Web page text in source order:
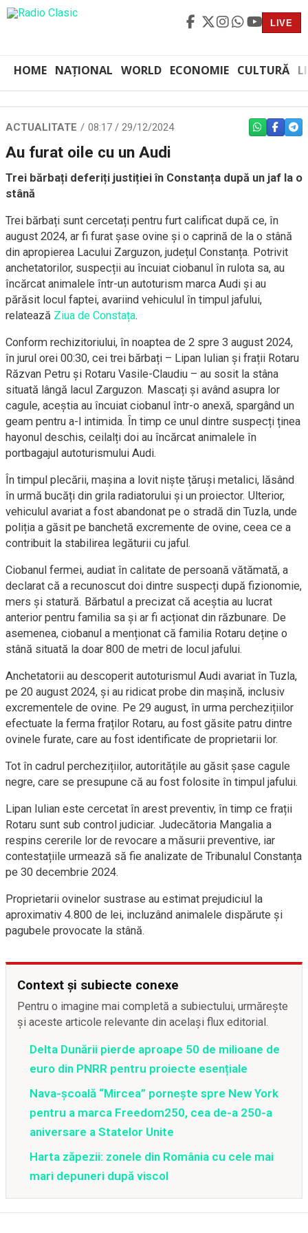
LIVE
HOME NAȚIONAL WORLD ECONOMIE CULTURĂ
ACTUALITATE 08:17 / 29/12/2024 WHATSAPP
Au furat oile cu un Audi
Trei bărbați deferiți justiției în Constanța după un jaf la o
stână
Trei bărbați sunt cercetați pentru furt calificat după ce, în
august 2024, ar fi furat șase ovine și o caprină de la o stână
din apropierea Lacului Zarguzon, județul Constanța. Potrivit
anchetatorilor, suspecții au încuiat ciobanul în rulota sa, au
încărcat animalele într-un autoturism marca Audi și au
părăsit locul faptei, avariind vehiculul în timpul jafului,
relatează Ziua de Constața.
Conform rechizitoriului, în noaptea de 2 spre 3 august 2024,
în jurul orei 00:30, cei trei bărbați – Lipan Iulian și frații Rotaru
Răzvan Petru și Rotaru Vasile-Claudiu – au sosit la stâna
situată lângă lacul Zarguzon. Mascați și având asupra lor
cagule, aceștia au încuiat ciobanul într-o anexă, spargând un
geam pentru a-l intimida. În timp ce unul dintre suspecți ținea
hayonul deschis, ceilalți doi au încărcat animalele în
portbagajul autoturismului Audi.
În timpul plecării, mașina a lovit niște țăruși metalici, lăsând
în urmă bucăți din grila radiatorului și un proiector. Ulterior,
vehiculul avariat a fost abandonat pe o stradă din Tuzla, unde
poliția a găsit pe banchetă excremente de ovine, ceea ce a
contribuit la stabilirea legăturii cu jaful.
Ciobanul fermei, audiat în calitate de persoană vătămată, a
declarat că a recunoscut doi dintre suspecți după fizionomie,
mers și statură. Bărbatul a precizat că aceștia au lucrat
anterior pentru familia sa și ar fi acționat din răzbunare. De
asemenea, ciobanul a menționat că familia Rotaru deține o
stână situată la doar 800 de metri de locul jafului.
Anchetatorii au descoperit autoturismul Audi avariat în Tuzla,
pe 20 august 2024, și au ridicat probe din mașină, inclusiv
excrementele de ovine. Pe 29 august, în urma perchezițiilor
efectuate la ferma fraților Rotaru, au fost găsite patru dintre
ovinele furate, care au fost identificate de proprietarii lor.
Tot în cadrul perchezițiilor, autoritățile au găsit șase cagule
negre, care se presupune că au fost folosite în timpul jafului.
Lipan Iulian este cercetat în arest preventiv, în timp ce frații
Rotaru sunt sub control judiciar. Judecătoria Mangalia a
respins cererile lor de revocare a măsurii preventive, iar
contestațiile urmează să fie analizate de Tribunalul Constanța
pe 30 decembrie 2024.
Proprietarii ovinelor sustrase au estimat prejudiciul la
aproximativ 4.800 de lei, incluzând animalele dispărute și
pagubele provocate la stână.
Context și subiecte conexe
Pentru o imagine mai completă a subiectului, urmărește
și aceste articole relevante din același flux editorial.
Delta Dunării pierde aproape 50 de milioane de
euro din PNRR pentru proiecte esențiale
Nava-școală “Mircea” pornește spre New York
pentru a marca Freedom250, cea de-a 250-a
aniversare a Statelor Unite
Harta zăpezii: zonele din România cu cele mai
mari depuneri după viscol